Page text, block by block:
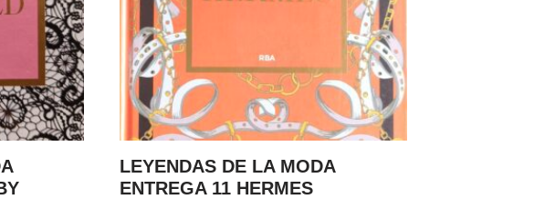
LEYENDAS DE LA MODA
ENTREGA 11 HERMES